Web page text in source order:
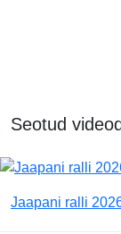
Seotud videod
Jaapani ralli